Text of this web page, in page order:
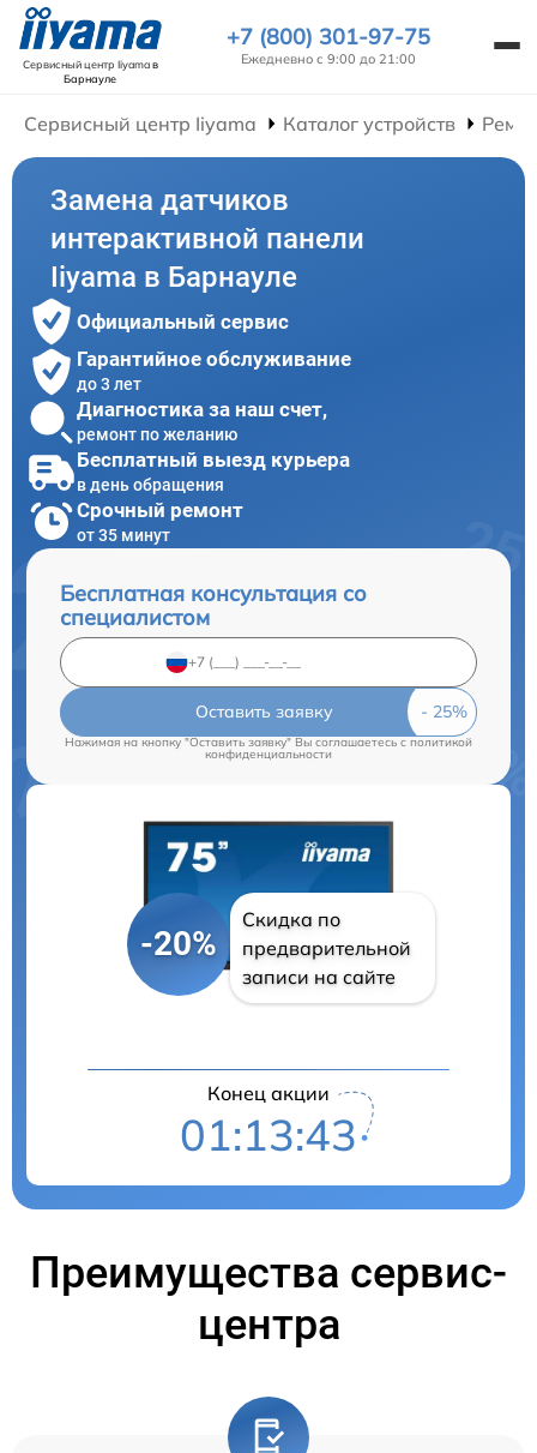
Сервисный центр Iiyamaв
Барнауле
+7 (800) 301-97-75
Ежедневно с 9:00 до 21:00
Сервисный центр Iiyama Каталог устройств
Замена датчиков
интерактивной панели
Iiyama в Барнауле
Официальный сервис
Гарантийное обслуживание
до 3 лет
Диагностика за наш счет,
ремонт по желанию
Бесплатный выезд курьера
в день обращения
Срочный ремонт
от 35 минут
Бесплатная консультация со
специалистом
Оставить заявку
Нажимая на кнопку "Оставить заявку" Вы соглашаетесь cполитикой
конфиденциальности
-20%
Скидка по
предварительной
записи на сайте
Конец акции
01:13:43
Преимущества сервис-
центра